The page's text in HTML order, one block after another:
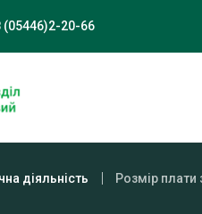
(05446)2-20-66
діяльність